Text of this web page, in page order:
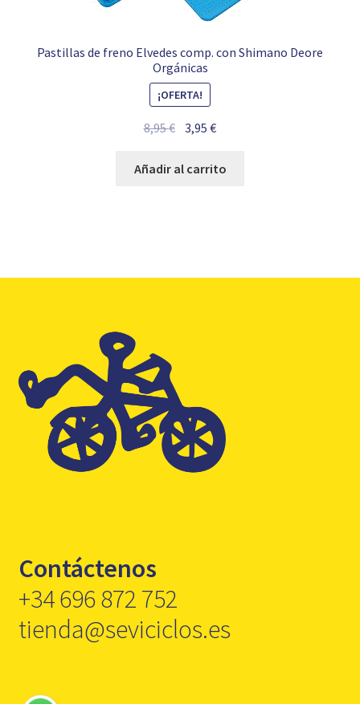
Pastillas de freno Elvedes comp. con Shimano Deore
Orgánicas
¡OFERTA!
8,95€ El
original
3,95€El
actual
Añadir al carrito
Contáctenos
+34 696 872 752
tienda@seviciclos.es